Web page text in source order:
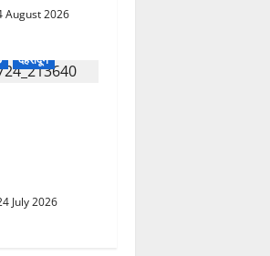
August 2026
देहरादून
July 2026